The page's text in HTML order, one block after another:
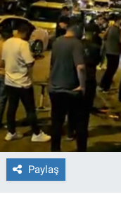
Paylaş
TEKNOLOJİ
Dünya
İlçeler
MAGAZİN
Bilim,